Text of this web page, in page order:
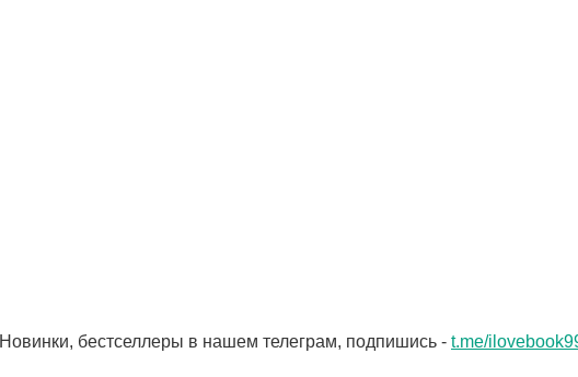
Новинки, бестселлеры в нашем телеграм, подпишись - t.me/